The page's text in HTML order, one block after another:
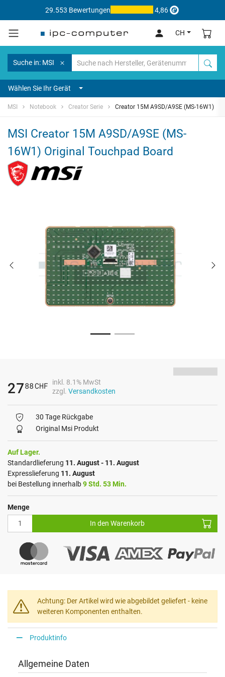
29.553 Bewertungen 4,86
CH
Suche in: MSI
Wählen Sie Ihr Gerät
MSI Notebook Creator Serie Creator 15M A9SD/A9SE (MS-16W1)
MSI Creator 15M A9SD/A9SE (MS-
16W1) Original Touchpad Board
2788CHF
inkl. 8.1% MwSt
zzgl. Versandkosten
30 Tage Rückgabe
Original Msi Produkt
Auf Lager.
Standardlieferung 11. August - 11. August
Expresslieferung 11. August
bei Bestellung innerhalb9 Std. 53 Min.
Menge
In den Warenkorb
Achtung: Der Artikel wird wie abgebildet geliefert - keine
weiteren Komponenten enthalten.
Produktinfo
Allgemeine Daten